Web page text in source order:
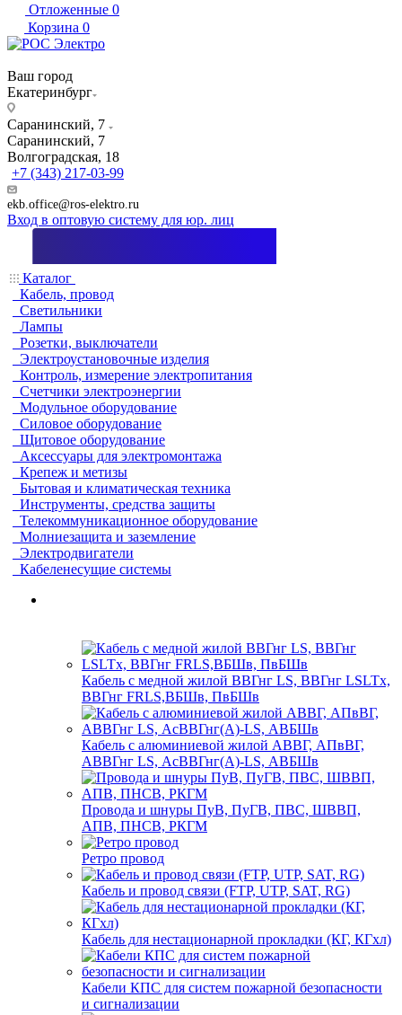
Отложенные 0
Корзина 0
Ваш город
Екатеринбург
Саранинский, 7
Саранинский, 7
Волгоградская, 18
+7 (343) 217-03-99
ekb.office@ros-elektro.ru
Вход в оптовую систему для юр. лиц
Каталог
Кабель, провод
Светильники
Лампы
Розетки, выключатели
Электроустановочные изделия
Контроль, измерение электропитания
Счетчики электроэнергии
Модульное оборудование
Силовое оборудование
Щитовое оборудование
Аксессуары для электромонтажа
Крепеж и метизы
Бытовая и климатическая техника
Инструменты, средства защиты
Телекоммуникационное оборудование
Молниезащита и заземление
Электродвигатели
Кабеленесущие системы
Кабель с медной жилой ВВГнг LS, ВВГнг LSLTx,
ВВГнг FRLS,ВБШв, ПвБШв
Кабель с алюминиевой жилой АВВГ, АПвВГ,
АВВГнг LS, АсВВГнг(А)-LS, АВБШв
Провода и шнуры ПуВ, ПуГВ, ПВС, ШВВП,
АПВ, ПНСВ, РКГМ
Ретро провод
Кабель и провод связи (FTP, UTP, SAT, RG)
Кабель для нестационарной прокладки (КГ, КГхл)
Кабели КПС для систем пожарной безопасности
и сигнализации